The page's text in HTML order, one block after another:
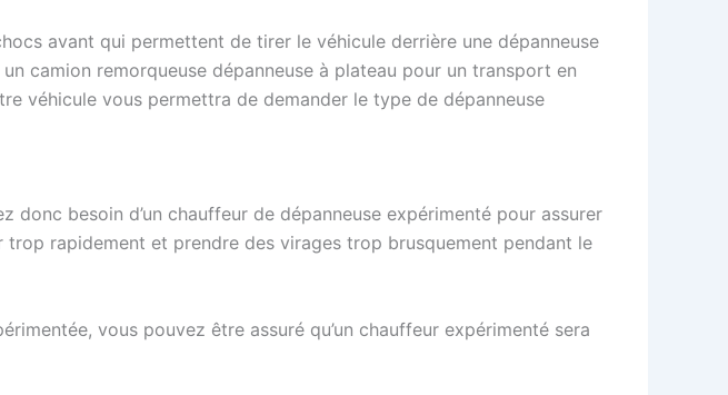
avant qui permettent de tirer le véhicule derrière une dépanneuse
camion remorqueuse dépanneuse à plateau pour un transport en
véhicule vous permettra de demander le type de dépanneuse
besoin d’un chauffeur de dépanneuse expérimenté pour assurer
rapidement et prendre des virages trop brusquement pendant le
vous pouvez être assuré qu’un chauffeur expérimenté sera